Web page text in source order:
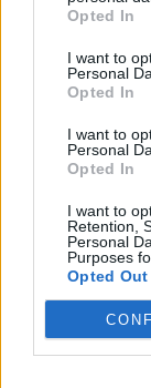
Opted In
I want to
Personal
Opted In
I want to
Personal
Opted In
I want to
Retention,
Personal
Purposes
Opted Out